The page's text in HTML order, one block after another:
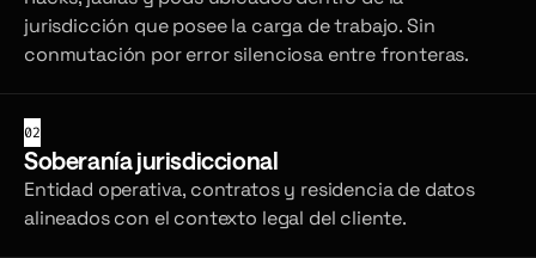
jurisdicción que posee la carga de trabajo. Sin
conmutación por error silenciosa entre fronteras.
02
Soberanía jurisdiccional
Entidad operativa, contratos y residencia de datos
alineados con el contexto legal del cliente.